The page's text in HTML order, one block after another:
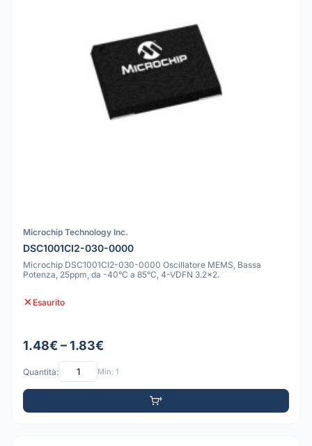
Microchip Technology Inc.
DSC1001CI2-030-0000
Microchip DSC1001CI2-030-0000 Oscillatore MEMS, Bassa
Potenza, 25ppm, da -40°C a 85°C, 4-VDFN 3.2x2.
Esaurito
1.48€ – 1.83€
Quantità: Min: 1